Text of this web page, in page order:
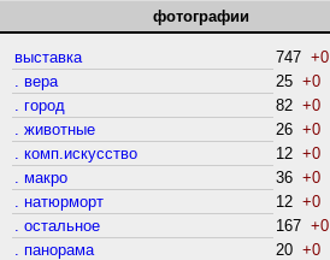
фотографии
выставка 747 +0
. вера
25 +0
. город
82 +0
. животные
26 +0
. комп.искусство
12 +0
. макро
36 +0
. натюрморт
12 +0
. остальное
167 +0
. панорама
20 +0